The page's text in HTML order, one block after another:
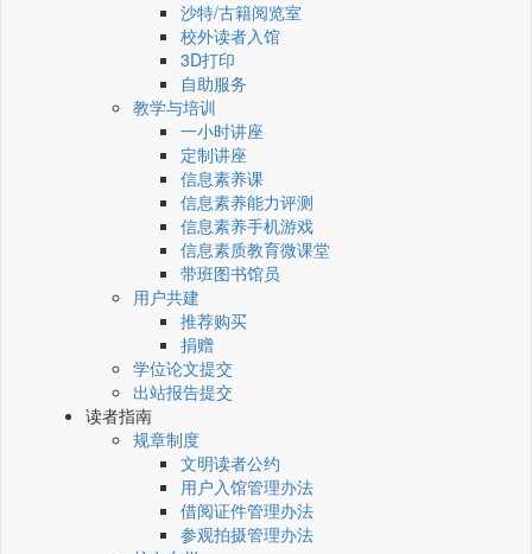
沙特/古籍阅览室
校外读者入馆
3D打印
自助服务
教学与培训
一小时讲座
定制讲座
信息素养课
信息素养能力评测
信息素养手机游戏
信息素质教育微课堂
带班图书馆员
用户共建
推荐购买
捐赠
学位论文提交
出站报告提交
读者指南
规章制度
文明读者公约
用户入馆管理办法
借阅证件管理办法
参观拍摄管理办法